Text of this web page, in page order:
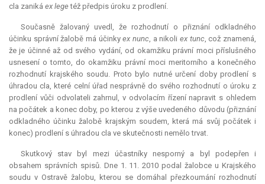
cla zaniká ex legetéž předpis úroku z prodlení.
Současně žalovaný uvedl, že rozhodnutí o přiznání odkladného
účinku správní žalobě má účinkyex nunc, a nikoliex tunc, což znamená,
že je účinné až od svého vydání, od okamžiku právní moci příslušného
usnesení o tomto, do okamžiku právní moci meritorního a konečného
rozhodnutí krajského soudu. Proto bylo nutné určení doby prodlení s
úhradou cla, které celní úřad nesprávně do svého rozhodnutí o úroku z
prodlení vůči odvolateli zahrnul, v odvolacím řízení napravit s ohledem
na počátek a konec doby, po kterou z výše uvedeného důvodu (přiznání
odkladného účinku žalobě krajským soudem, která má svůj počátek i
konec) prodlení s úhradou cla ve skutečnosti nemělo trvat.
Skutkový stav byl mezi účastníky nesporný a byl podepřen i
obsahem správních spisů. Dne 1. 11. 2010 podal žalobce u Krajského
soudu v Ostravě žalobu, kterou se domáhal přezkoumání rozhodnutí